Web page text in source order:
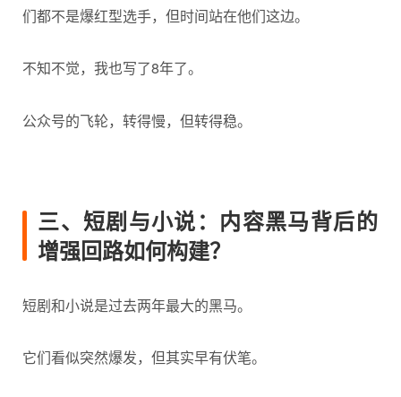
们都不是爆红型选手，但时间站在他们这边。
不知不觉，我也写了8年了。
公众号的飞轮，转得慢，但转得稳。
三、短剧与小说：内容黑马背后的
增强回路如何构建？
短剧和小说是过去两年最大的黑马。
它们看似突然爆发，但其实早有伏笔。